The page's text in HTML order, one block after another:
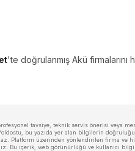
'te doğrulanmış Akü firmalarını
tavsiye, teknik servis önerisi veya
bu yazıda yer alan bilgilerin
Platform üzerinden yönlendirilen firma
Bu içerik, web görünürlüğü ve kullanıcı